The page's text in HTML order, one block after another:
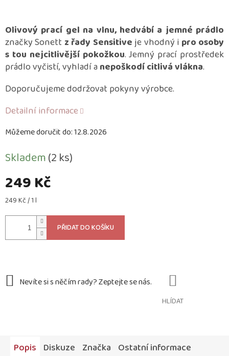
249 Kč
Měrná
249 Kč / 1 l
Skladem(2 ks)
Můžeme doručit do:12.8.2026
PŘIDAT DO KOŠÍKU
Olivový prací gel na vlnu, hedvábí a jemné prádlo
značky Sonett z řady Sensitiveje vhodný i pro osoby
s tou nejcitlivější pokožkou. Jemný prací prostředek
prádlo vyčistí, vyhladí anepoškodí citlivá vlákna.
Doporučujeme dodržovat pokyny výrobce.
Detailní informace
HLÍDAT
Popis Diskuze Značka Ostatní informace